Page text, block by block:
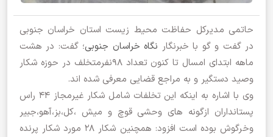
حاتمی مدیرکل حفاظت محیط زیست استان خراسان جنوبی
در گفت و گو با خبرنگار نگاه خراسان جنوبی؛ گفت: در هشت
ماهه ابتدای امسال تا کنون تعداد 98نفرمتخلف در حوزه شکار
وصید دستگیر و به مراجع قضایی معرفی شده اند.
وی با اشاره به اینکه این تخلفات شامل شکار غیرمجاز 44 راس
پستانداران ازگونه های وحشی قوچ و میش ،کل،بز،آهو،جبیر
وخرگوش بوده است افزود: همچنین شکار 28 مورد شکار پرنده